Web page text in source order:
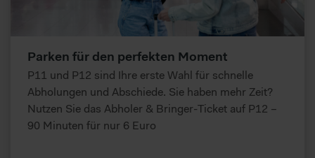
Parken für den perfekten Moment
P11 und P12 sind Ihre erste Wahl für schnelle
Abholungen und Abschiede. Sie haben mehr Zeit?
Nutzen Sie das Abholer & Bringer-Ticket auf P12 –
90 Minuten für nur 6 Euro